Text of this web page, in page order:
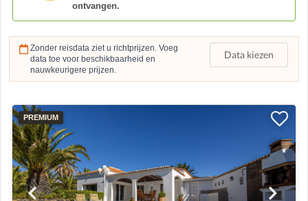
ontvangen.
Zonder reisdata ziet u richtprijzen. Voeg
data toe voor beschikbaarheid en
nauwkeurigere prijzen.
Data kiezen
PREMIUM